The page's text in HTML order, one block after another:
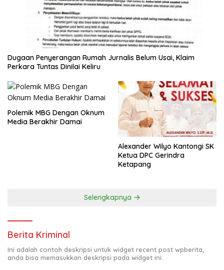
Dugaan Penyerangan Rumah Jurnalis Belum Usai, Klaim
Perkara Tuntas Dinilai Keliru
Polemik MBG Dengan Oknum
Media Berakhir Damai
Alexander Wilyo Kantongi SK
Ketua DPC Gerindra
Ketapang
Selengkapnya
Berita Kriminal
Ini adalah contoh deskripsi untuk widget recent post wpberita,
anda bisa memasukkan deskripsi pada widget ini.